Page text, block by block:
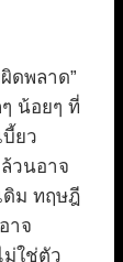
ดพลาด”
น้อยๆ ที่
ยว
วนอาจ
ดิม ทฤษฎี
าจ
ม่ใช่ตัว